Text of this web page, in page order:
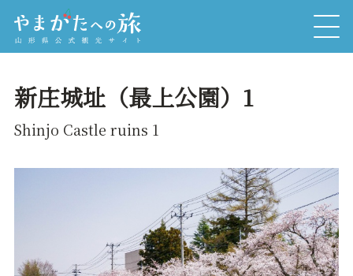
新庄城址（最上公園）1
Shinjo Castle ruins 1